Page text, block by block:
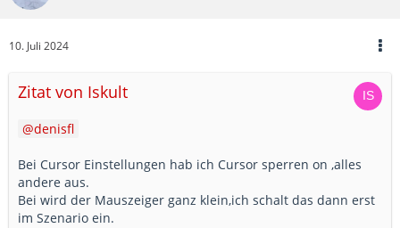
10. Juli 2024
Zitat von Iskult
denisfl
Bei Cursor Einstellungen hab ich Cursor sperren on ,alles
andere aus.
Bei wird der Mauszeiger ganz klein,ich schalt das dann erst
im Szenario ein.